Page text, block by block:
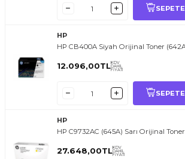
HP
HP CB400A Siyah Orijinal Toner
12.096,00TLKDV
DAHİL
FİYATI
HP
HP C9732AC (645A) Sarı Orijinal Toner
27.648,00TLKDV
DAHİL
FİYATI